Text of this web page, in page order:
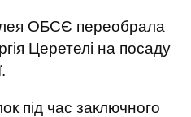
ОБСЄ переобрала
Церетелі на посаду
під час заключного